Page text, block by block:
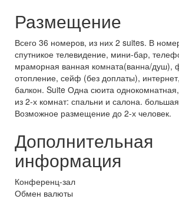
Размещение
Всего 36 номеров, из них 2 suites. В
спутникое телевидение, мини-бар,
мраморная ванная комната(ванна/душ),
отопление, сейф (без доплаты),
балкон. Suite Одна сюита однокомнатная,
из 2-х комнат: спальни и салона.
Возможное размещение до 2-х человек.
Дополнительная
информация
Конференц-зал
Обмен валюты